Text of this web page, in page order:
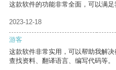
这款软件的功能非常全面，可以满足
2023-12-18
游客
这款软件非常实用，可以帮助我解
查找资料、翻译语言、编写代码等。